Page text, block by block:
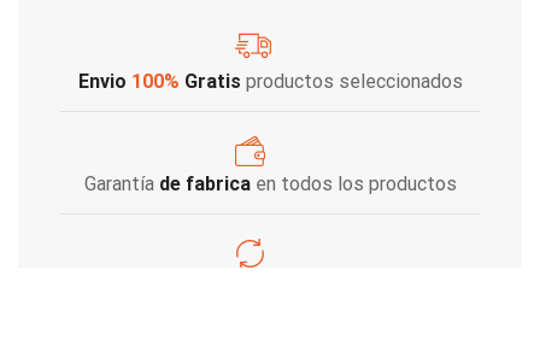
Envio 100% Gratis productos seleccionados
Garantía de fabricaen todos los productos